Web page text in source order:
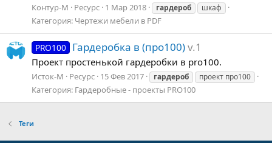
Контур-М Ресурс 1 Мар 2018 гардероб шкаф
Категория: Чертежи мебели в PDF
PRO100 Гардеробка в (про100)v.1
Проект простенькой гардеробки в pro100.
Исток-М Ресурс 15 Фев 2017 гардероб проект про100
Категория: Гардеробные - проекты PRO100
Теги